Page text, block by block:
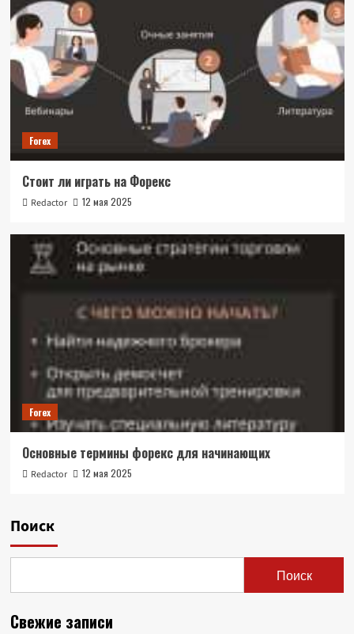
Forex
Стоит ли играть на Форекс
Redactor 12 мая 2025
Forex
Основные термины форекс для начинающих
Redactor 12 мая 2025
Поиск
Поиск
Свежие записи